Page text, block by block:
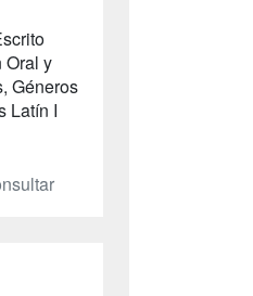
Oral y
Géneros
Latín I